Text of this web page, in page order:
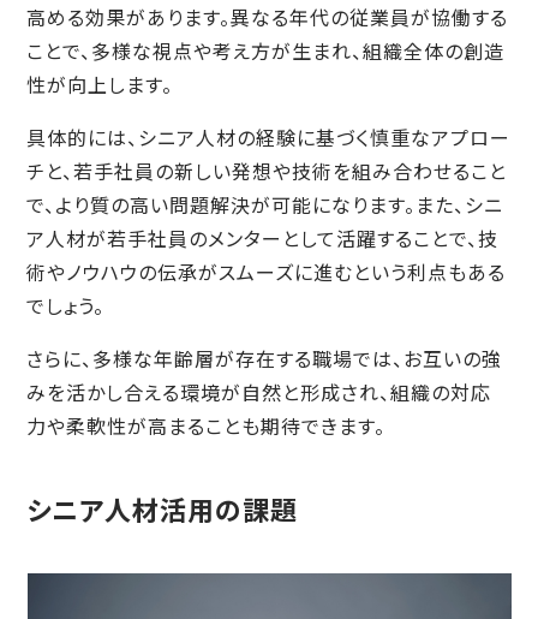
高める効果があります。異なる年代の従業員が協働する
ことで、多様な視点や考え方が生まれ、組織全体の創造
性が向上します。
具体的には、シニア人材の経験に基づく慎重なアプロー
チと、若手社員の新しい発想や技術を組み合わせること
で、より質の高い問題解決が可能になります。また、シニ
ア人材が若手社員のメンターとして活躍することで、技
術やノウハウの伝承がスムーズに進むという利点もある
でしょう。
さらに、多様な年齢層が存在する職場では、お互いの強
みを活かし合える環境が自然と形成され、組織の対応
力や柔軟性が高まることも期待できます。
シニア人材活用の課題